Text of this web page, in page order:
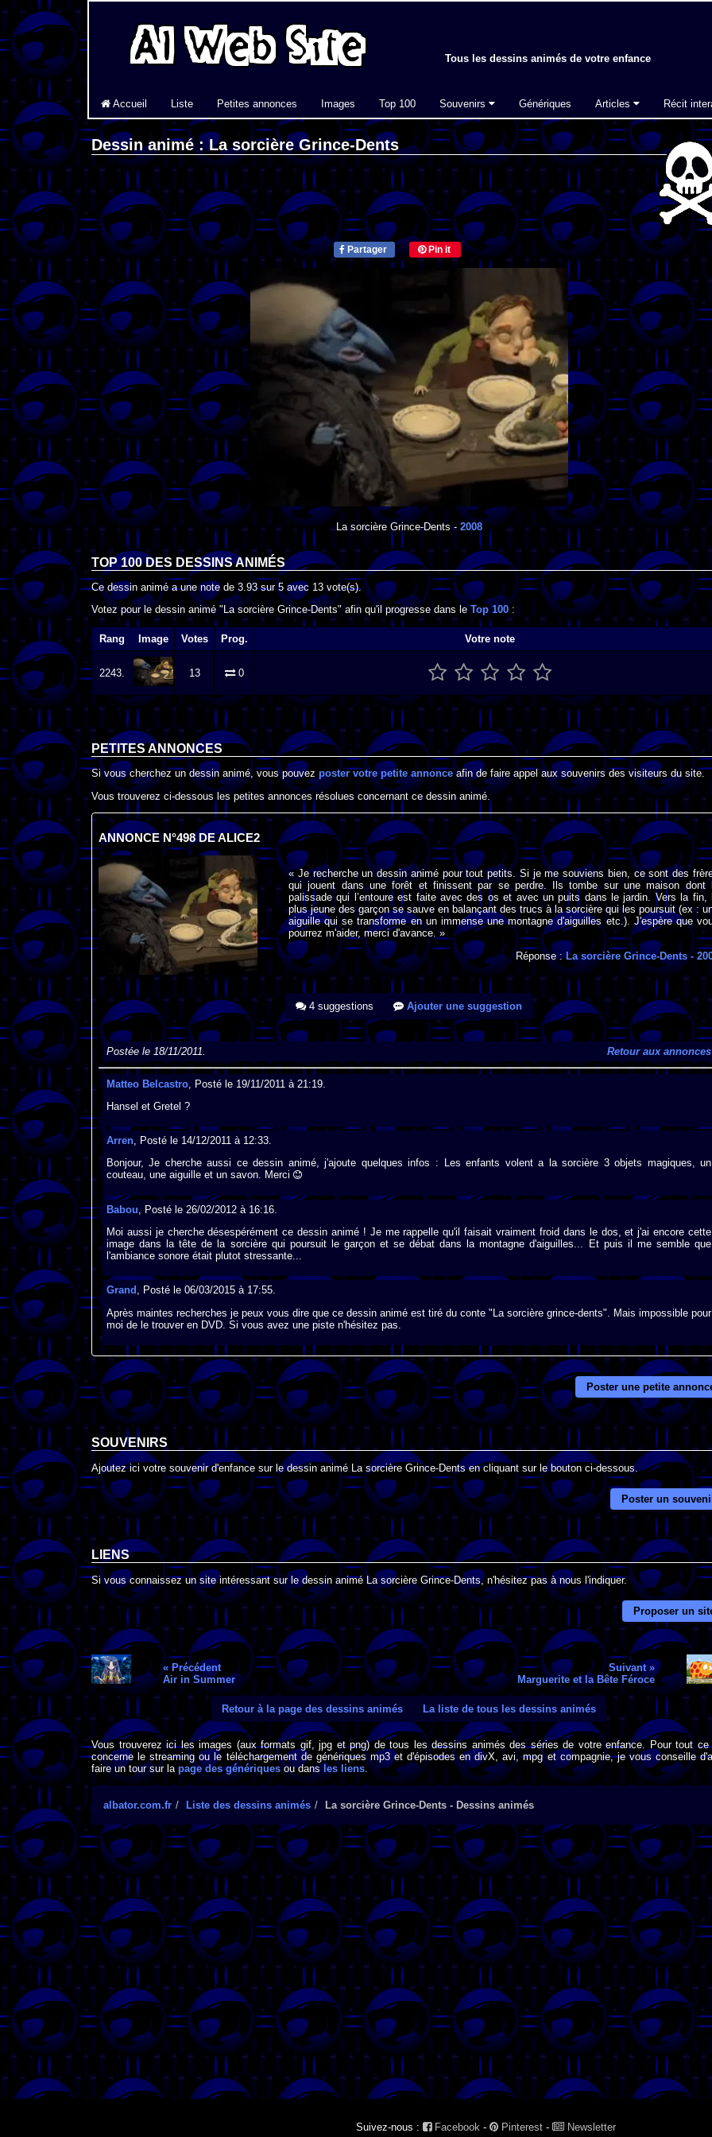
Tous les dessins animés de votre enfance
Accueil Liste Petites annonces Images Top 100 Souvenirs Génériques Articles Récit
Dessin animé : La sorcière Grince-Dents
Partager Pin it
La sorcière Grince-Dents - 2008
TOP 100 DES DESSINS ANIMÉS
Ce dessin animé a une note de 3.93sur5 avec 13 vote(s).
Votez pour le dessin animé "La sorcière Grince-Dents" afin qu'il progresse dans leTop 100:
Rang Image Votes Prog. Votre note
2243. 13 0
PETITES ANNONCES
Si vous cherchez un dessin animé, vous pouvez poster votre petite annonceafin de faire appel aux souvenirs des visiteurs du site.
Vous trouverez ci-dessous les petites annonces résolues concernant ce dessin animé.
ANNONCE N°498 DE ALICE2
« Je recherche un dessin animé pour tout petits. Si je me souviens bien, ce sont des
qui jouent dans une forêt et finissent par se perdre. Ils tombe sur une maison dont
palissade qui l’entoure est faite avec des os et avec un puits dans le jardin. Vers la fin,
plus jeune des garçon se sauve en balançant des trucs à la sorcière qui les poursuit (ex :
aiguille qui se transforme en un immense une montagne d'aiguilles etc.). J'espère que
pourrez m'aider, merci d'avance. »
Réponse :La sorcière Grince-Dents-
4 suggestions Ajouter une suggestion
Postée le 18/11/2011. Retour aux annonces
Matteo Belcastro, Posté le 19/11/2011 à 21:19.
Hansel et Gretel ?
Arren, Posté le 14/12/2011 à 12:33.
Bonjour, Je cherche aussi ce dessin animé, j'ajoute quelques infos : Les enfants volent a la sorcière 3 objets magiques, un
couteau, une aiguille et un savon. Merci
Babou , Posté le 26/02/2012 à 16:16.
Moi aussi je cherche désespérément ce dessin animé ! Je me rappelle qu'il faisait vraiment froid dans le dos, et j'ai encore cette
image dans la tête de la sorcière qui poursuit le garçon et se débat dans la montagne d'aiguilles... Et puis il me semble que
l'ambiance sonore était plutot stressante...
Grand , Posté le 06/03/2015 à 17:55.
Après maintes recherches je peux vous dire que ce dessin animé est tiré du conte "La sorcière grince-dents". Mais impossible pour
moi de le trouver en DVD. Si vous avez une piste n'hésitez pas.
Poster une petite
SOUVENIRS
Ajoutez ici votre souvenir d'enfance sur le dessin animé La sorcière Grince-Dents en cliquant sur le bouton ci-dessous.
Poster un
LIENS
Si vous connaissez un site intéressant sur le dessin animé La sorcière Grince-Dents, n'hésitez pas à nous l'indiquer.
Proposer un
« Précédent
Air in Summer
Suivant »
Marguerite et la Bête Féroce
Retour à la page des dessins animés La liste de tous les dessins animés
Vous trouverez ici les images (aux formats gif, jpg et png) de tous les dessins animés des séries de votre enfance. Pour tout ce
concerne le streaming ou le téléchargement de génériques mp3 et d'épisodes en divX, avi, mpg et compagnie, je vous conseille
faire un tour sur la page des génériquesou dans les liens.
albator.com.fr Liste des dessins animés La sorcière Grince-Dents - Dessins animés
Suivez-nous : Facebook - Pinterest - Newsletter